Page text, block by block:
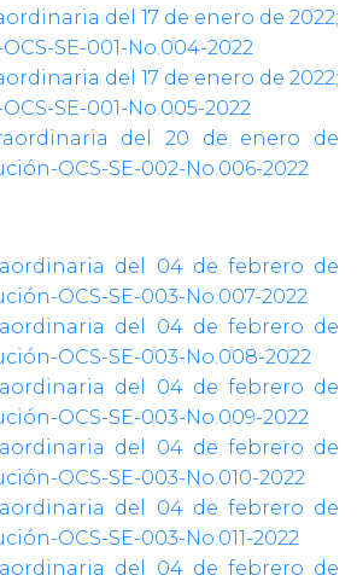
del 17 de enero de 2022;
SE-001-No.004-2022
del 17 de enero de 2022;
SE-001-No.005-2022
del 20 de enero de
OCS-SE-002-No.006-2022
del 04 de febrero de
OCS-SE-003-No.007-2022
del 04 de febrero de
OCS-SE-003-No.008-2022
del 04 de febrero de
OCS-SE-003-No.009-2022
del 04 de febrero de
OCS-SE-003-No.010-2022
del 04 de febrero de
OCS-SE-003-No.011-2022
del 04 de febrero de